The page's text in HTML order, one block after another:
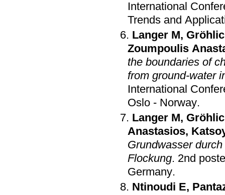
International
Trends and
Langer M,
Zoumpoulis
the boundaries of
from ground-water
International
Oslo - Norway.
Langer M,
Anastasios,
Grundwasser
Flockung. 2nd
Germany.
Ntinoudi E,